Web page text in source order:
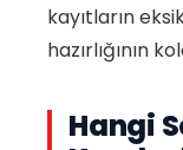
kayıtların
hazırlığının
Hangi